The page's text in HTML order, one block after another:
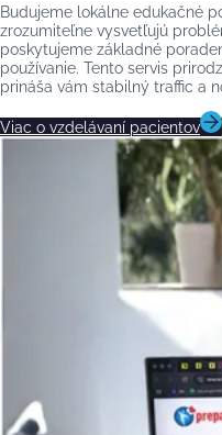
Budujeme lokálne edukačné
zrozumiteľne vysvetľujú
poskytujeme základné
používanie. Tento servis
prináša vám stabilný traffic a
Viac o vzdelávaní pacientov